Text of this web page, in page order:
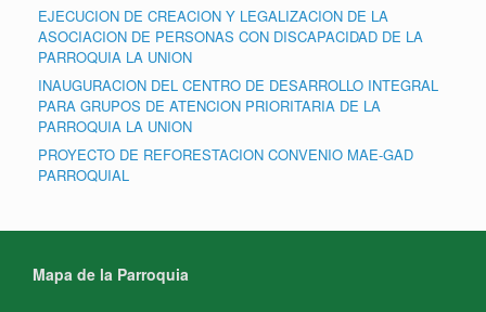
EJECUCION DE CREACION Y LEGALIZACION DE LA
ASOCIACION DE PERSONAS CON DISCAPACIDAD DE LA
PARROQUIA LA UNION
INAUGURACION DEL CENTRO DE DESARROLLO INTEGRAL
PARA GRUPOS DE ATENCION PRIORITARIA DE LA
PARROQUIA LA UNION
PROYECTO DE REFORESTACION CONVENIO MAE-GAD
PARROQUIAL
Mapa de la Parroquia